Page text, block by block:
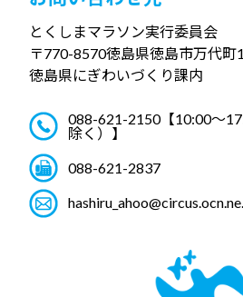
とくしまマラソン実行委員会
〒770-8570徳島県徳島市万代町
徳島県にぎわいづくり課内
088-621-2150【10:00～
除く）】
088-621-2837